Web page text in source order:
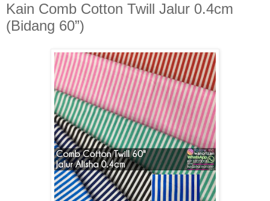
Kain Comb Cotton Twill Jalur 0.4cm
(Bidang 60”)